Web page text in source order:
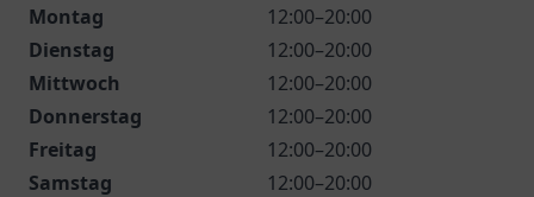
Montag
12:00–20:00
Dienstag
12:00–20:00
Mittwoch
12:00–20:00
Donnerstag
12:00–20:00
Freitag
12:00–20:00
Samstag
12:00–20:00